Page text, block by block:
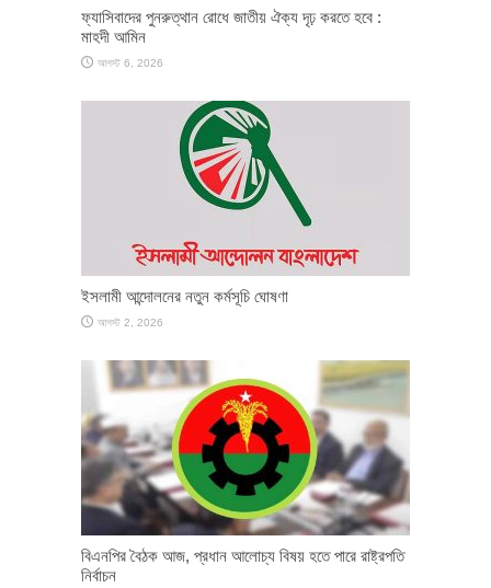
ফ্যাসিবাদের পুনরুত্থান রোধে জাতীয় ঐক্য দৃঢ় করতে হবে :
মাহদী আমিন
আগস্ট 6, 2026
ইসলামী আন্দোলনের নতুন কর্মসূচি ঘোষণা
আগস্ট 2, 2026
বিএনপির বৈঠক আজ, প্রধান আলোচ্য বিষয় হতে পারে রাষ্ট্রপতি
নির্বাচন